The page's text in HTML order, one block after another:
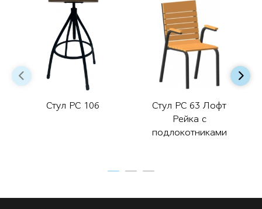
Стул РС 106
Стул РС 63 Лофт
Рейка с
подлокотниками